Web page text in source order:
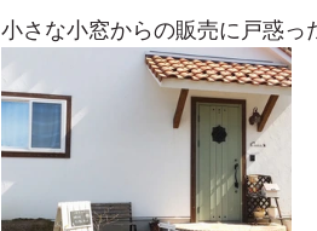
小さな小窓からの販売に戸惑